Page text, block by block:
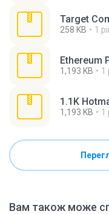
Target
258 KB 1
1,193 KB 1
1.1K
1,193 KB 1
Вам також може